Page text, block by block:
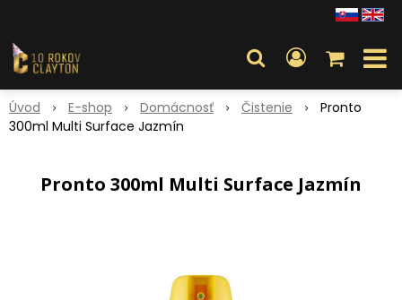
Úvod E-shop Domácnosť Čistenie
Pronto
300ml Multi Surface Jazmín
Pronto 300ml Multi Surface Jazmín